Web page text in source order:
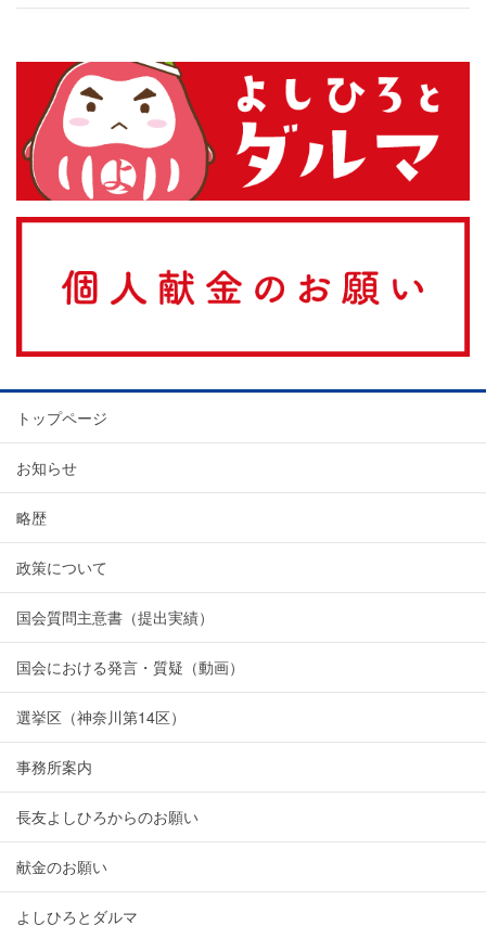
トップページ
お知らせ
略歴
政策について
国会質問主意書（提出実績）
国会における発言・質疑（動画）
選挙区（神奈川第14区）
事務所案内
長友よしひろからのお願い
献金のお願い
よしひろとダルマ